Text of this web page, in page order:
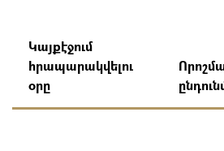
Կայքէջում
հրապարակվելու
օրը